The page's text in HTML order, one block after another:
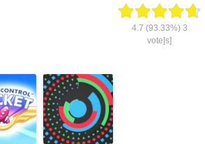
4.7 (93.33%) 3
vote[s]